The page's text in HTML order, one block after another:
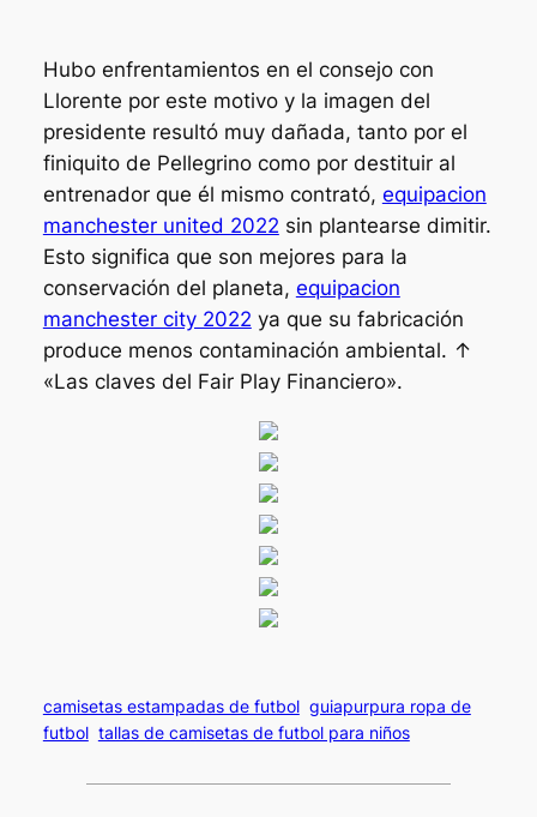
Hubo enfrentamientos en el consejo con
Llorente por este motivo y la imagen del
presidente resultó muy dañada, tanto por el
finiquito de Pellegrino como por destituir al
entrenador que él mismo contrató, equipacion
manchester united 2022 sin plantearse dimitir.
Esto significa que son mejores para la
conservación del planeta, equipacion
manchester city 2022 ya que su fabricación
produce menos contaminación ambiental. ↑
«Las claves del Fair Play Financiero».
camisetas estampadas de futbol guiapurpura ropa de
futbol tallas de camisetas de futbol para niños